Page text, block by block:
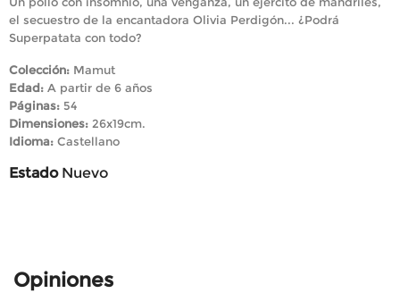
el secuestro de la encantadora Olivia Perdigón... ¿Podrá
Superpatata con todo?
Colección: Mamut
Edad: A partir de 6 años
Páginas: 54
Dimensiones: 26x19cm.
Idioma: Castellano
Estado Nuevo
Opiniones